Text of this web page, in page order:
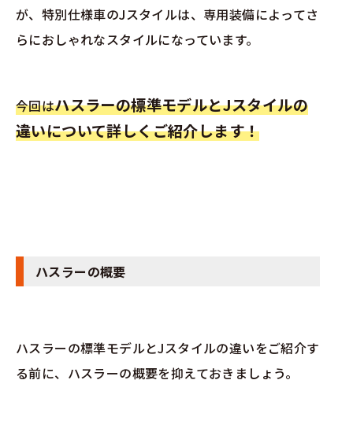
が、特別仕様車のJスタイルは、専用装備によってさ
らにおしゃれなスタイルになっています。
今回はハスラーの標準モデルとJスタイルの
違いについて詳しくご紹介します！
ハスラーの概要
ハスラーの標準モデルとJスタイルの違いをご紹介す
る前に、ハスラーの概要を抑えておきましょう。